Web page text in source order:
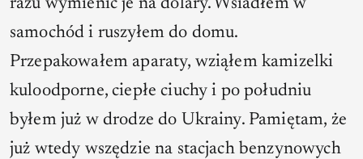
razu wymienić je na dolary. Wsiadłem w
samochód i ruszyłem do domu.
Przepakowałem aparaty, wziąłem kamizelki
kuloodporne, ciepłe ciuchy i po południu
byłem już w drodze do Ukrainy. Pamiętam, że
już wtedy wszędzie na stacjach benzynowych